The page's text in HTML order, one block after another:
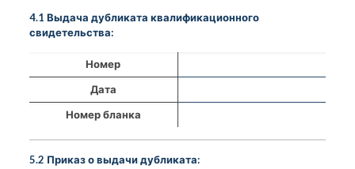
4.1 Выдача дубликата квалификационного
свидетельства:
Номер
Дата
Номер бланка
5.2 Приказ о выдачи дубликата: